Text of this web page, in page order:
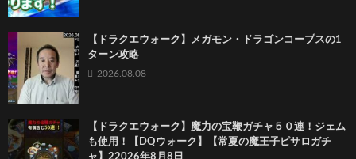
【ドラクエウォーク】メガモン・ドラゴンコープスの1
ターン攻略
2026.08.08
【ドラクエウォーク】魔力の宝鞭ガチャ５０連！ジェム
も使用！【DQウォーク】【常夏の魔王子ピサロガチ